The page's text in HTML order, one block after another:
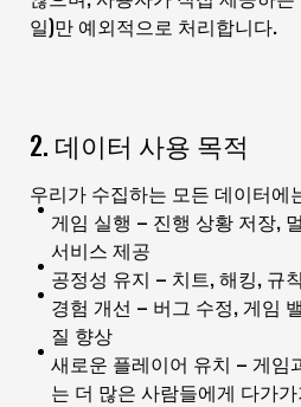
일)만 예외적으로 처리합니다.
2. 데이터 사용 목적
우리가 수집하는 모든 데이터에
게임 실행 – 진행 상황 저장,
서비스 제공
공정성 유지 – 치트, 해킹, 규
경험 개선 – 버그 수정, 게임
질 향상
새로운 플레이어 유치 – 게임
는 더 많은 사람들에게 다가가